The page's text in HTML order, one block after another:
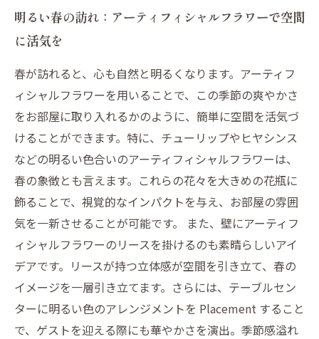
明るい春の訪れ：アーティフィシャルフラワーで空間
に活気を
春が訪れると、心も自然と明るくなります。アーティフ
ィシャルフラワーを用いることで、この季節の爽やかさ
をお部屋に取り入れるかのように、簡単に空間を活気づ
けることができます。特に、チューリップやヒヤシンス
などの明るい色合いのアーティフィシャルフラワーは、
春の象徴とも言えます。これらの花々を大きめの花瓶に
飾ることで、視覚的なインパクトを与え、お部屋の雰囲
気を一新させることが可能です。 また、壁にアーティフ
ィシャルフラワーのリースを掛けるのも素晴らしいアイ
デアです。リースが持つ立体感が空間を引き立て、春の
イメージを一層引き立てます。さらには、テーブルセン
ターに明るい色のアレンジメントを Placement すること
で、ゲストを迎える際にも華やかさを演出。季節感溢れ